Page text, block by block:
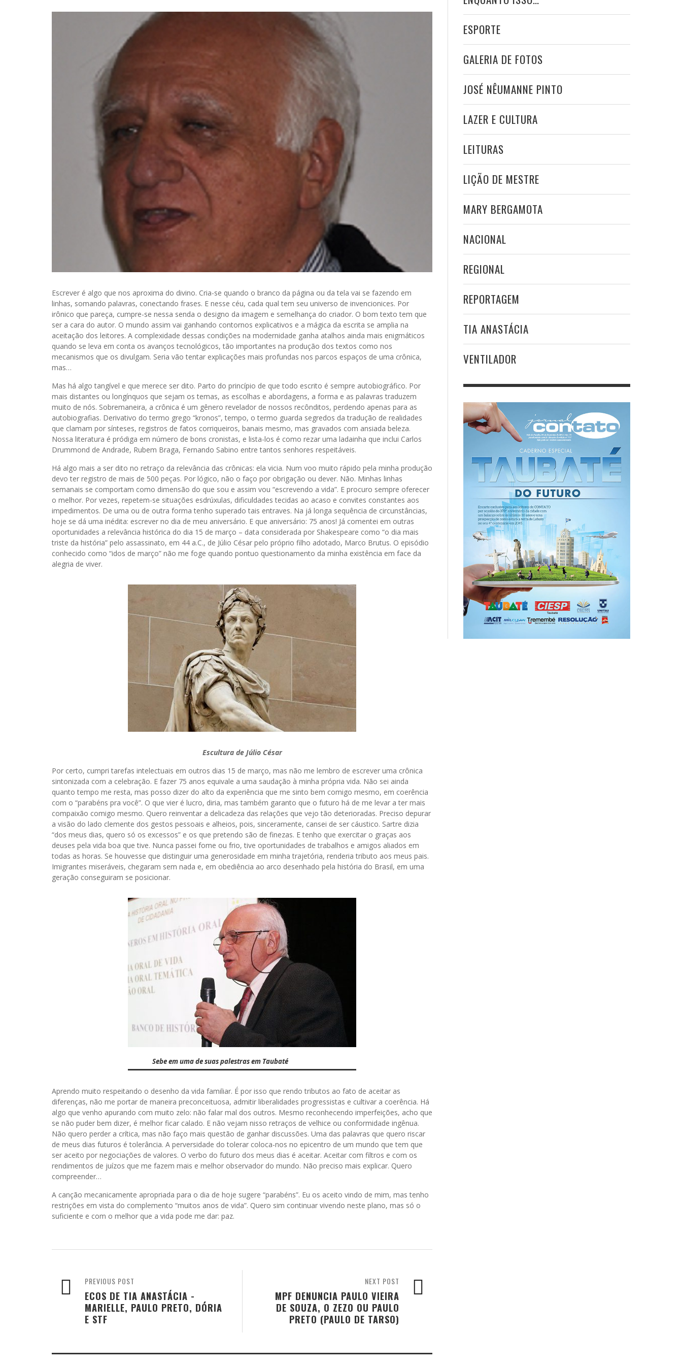
Escrever é algo que nos aproxima do divino. Cria-se quando o branco da página ou da tela vai se fazendo em
linhas, somando palavras, conectando frases. E nesse céu, cada qual tem seu universo de invencionices. Por
irônico que pareça, cumpre-se nessa senda o designo da imagem e semelhança do criador. O bom texto tem que
ser a cara do autor. O mundo assim vai ganhando contornos explicativos e a mágica da escrita se amplia na
aceitação dos leitores. A complexidade dessas condições na modernidade ganha atalhos ainda mais enigmáticos
quando se leva em conta os avanços tecnológicos, tão importantes na produção dos textos como nos
mecanismos que os divulgam. Seria vão tentar explicações mais profundas nos parcos espaços de uma crônica,
mas…
Mas há algo tangível e que merece ser dito. Parto do princípio de que todo escrito é sempre autobiográfico. Por
mais distantes ou longínquos que sejam os temas, as escolhas e abordagens, a forma e as palavras traduzem
muito de nós. Sobremaneira, a crônica é um gênero revelador de nossos recônditos, perdendo apenas para as
autobiografias. Derivativo do termo grego “kronos”, tempo, o termo guarda segredos da tradução de realidades
que clamam por sínteses, registros de fatos corriqueiros, banais mesmo, mas gravados com ansiada beleza.
Nossa literatura é pródiga em número de bons cronistas, e lista-los é como rezar uma ladainha que inclui Carlos
Drummond de Andrade, Rubem Braga, Fernando Sabino entre tantos senhores respeitáveis.
Há algo mais a ser dito no retraço da relevância das crônicas: ela vicia. Num voo muito rápido pela minha produção
devo ter registro de mais de 500 peças. Por lógico, não o faço por obrigação ou dever. Não. Minhas linhas
semanais se comportam como dimensão do que sou e assim vou “escrevendo a vida”. E procuro sempre oferecer
o melhor. Por vezes, repetem-se situações esdrúxulas, dificuldades tecidas ao acaso e convites constantes aos
impedimentos. De uma ou de outra forma tenho superado tais entraves. Na já longa sequência de circunstâncias,
hoje se dá uma inédita: escrever no dia de meu aniversário. E que aniversário: 75 anos! Já comentei em outras
oportunidades a relevância histórica do dia 15 de março – data considerada por Shakespeare como “o dia mais
triste da história” pelo assassinato, em 44 a.C., de Júlio César pelo próprio filho adotado, Marco Brutus. O episódio
conhecido como “idos de março” não me foge quando pontuo questionamento da minha existência em face da
alegria de viver.
Escultura de Júlio César
Por certo, cumpri tarefas intelectuais em outros dias 15 de março, mas não me lembro de escrever uma crônica
sintonizada com a celebração. E fazer 75 anos equivale a uma saudação à minha própria vida. Não sei ainda
quanto tempo me resta, mas posso dizer do alto da experiência que me sinto bem comigo mesmo, em coerência
com o “parabéns pra você”. O que vier é lucro, diria, mas também garanto que o futuro há de me levar a ter mais
compaixão comigo mesmo. Quero reinventar a delicadeza das relações que vejo tão deterioradas. Preciso depurar
a visão do lado clemente dos gestos pessoais e alheios, pois, sinceramente, cansei de ser cáustico. Sartre dizia
“dos meus dias, quero só os excessos” e os que pretendo são de finezas. E tenho que exercitar o graças aos
deuses pela vida boa que tive. Nunca passei fome ou frio, tive oportunidades de trabalhos e amigos aliados em
todas as horas. Se houvesse que distinguir uma generosidade em minha trajetória, renderia tributo aos meus pais.
Imigrantes miseráveis, chegaram sem nada e, em obediência ao arco desenhado pela história do Brasil, em uma
geração conseguiram se posicionar.
Sebe em uma de suas palestras em Taubaté
Aprendo muito respeitando o desenho da vida familiar. É por isso que rendo tributos ao fato de aceitar as
diferenças, não me portar de maneira preconceituosa, admitir liberalidades progressistas e cultivar a coerência. Há
algo que venho apurando com muito zelo: não falar mal dos outros. Mesmo reconhecendo imperfeições, acho que
se não puder bem dizer, é melhor ficar calado. E não vejam nisso retraços de velhice ou conformidade ingênua.
Não quero perder a crítica, mas não faço mais questão de ganhar discussões. Uma das palavras que quero riscar
de meus dias futuros é tolerância. A perversidade do tolerar coloca-nos no epicentro de um mundo que tem que
ser aceito por negociações de valores. O verbo do futuro dos meus dias é aceitar. Aceitar com filtros e com os
rendimentos de juízos que me fazem mais e melhor observador do mundo. Não preciso mais explicar. Quero
compreender…
A canção mecanicamente apropriada para o dia de hoje sugere “parabéns”. Eu os aceito vindo de mim, mas tenho
restrições em vista do complemento “muitos anos de vida”. Quero sim continuar vivendo neste plano, mas só o
suficiente e com o melhor que a vida pode me dar: paz.
NEXT POST
MPF DENUNCIA PAULO VIEIRA
DE SOUZA, O ZEZO OU PAULO
PRETO (PAULO DE TARSO)
PREVIOUS POST
ECOS DE TIA ANASTÁCIA -
MARIELLE, PAULO PRETO, DÓRIA
E STF
ESPORTE
GALERIA DE FOTOS
JOSÉ NÊUMANNE PINTO
LAZER E CULTURA
LEITURAS
LIÇÃO DE MESTRE
MARY BERGAMOTA
NACIONAL
REGIONAL
REPORTAGEM
TIA ANASTÁCIA
VENTILADOR